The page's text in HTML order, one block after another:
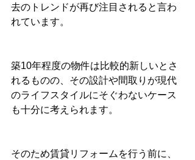
去のトレンドが再び注目されると言わ
れています。
築10年程度の物件は比較的新しいとさ
れるものの、その設計や間取りが現代
のライフスタイルにそぐわないケース
も十分に考えられます。
そのため賃貸リフォームを行う前に、